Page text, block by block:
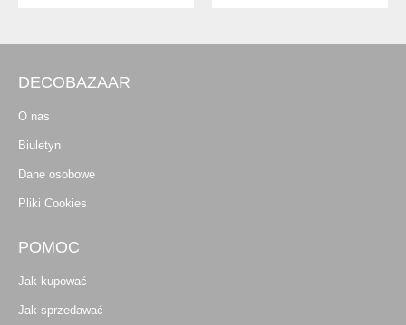
DECOBAZAAR
O nas
Biuletyn
Dane osobowe
Pliki Cookies
POMOC
Jak kupować
Jak sprzedawać